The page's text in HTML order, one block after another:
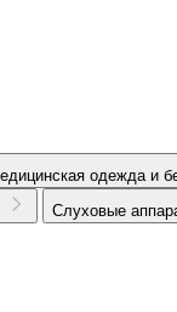
одежда и
Слуховые